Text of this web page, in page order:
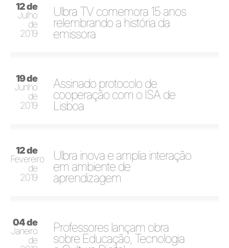
12 de
Julho
de
2019
Ulbra TV comemora 15 anos
relembrando a história da
emissora
19 de
Junho
de
2019
Assinado protocolo de
cooperação com o ISA de
Lisboa
12 de
Fevereiro
de
2019
Ulbra inova e amplia interação
em ambiente de
aprendizagem
04 de
Janeiro
de
Professores lançam obra
sobre Educação, Tecnologia